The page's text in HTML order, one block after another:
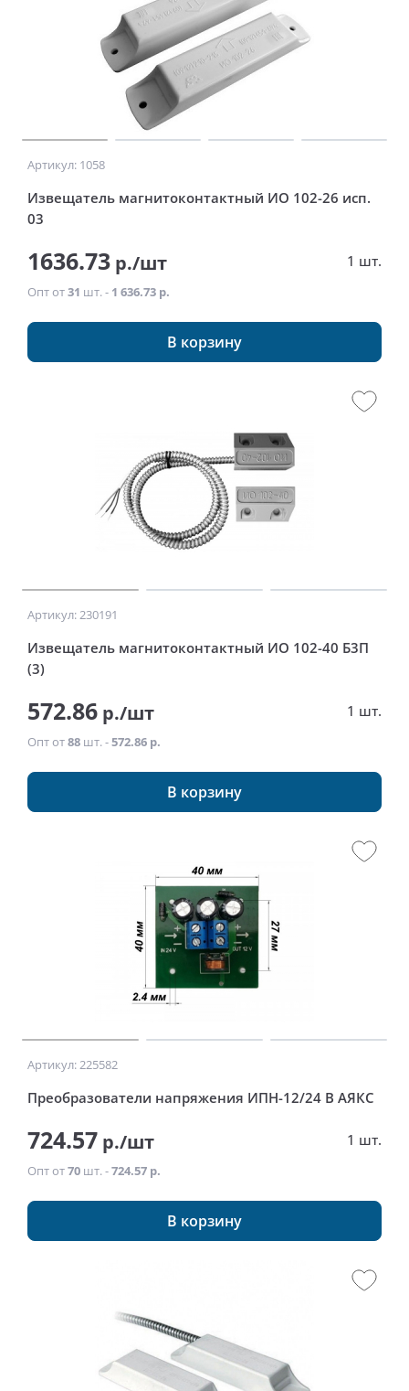
Артикул: 1058
Извещатель магнитоконтактный ИО 102-26 исп.
03
1636.73 р./шт 1 шт.
Опт от31 шт. - 1 636.73 р.
В корзину
Артикул: 230191
Извещатель магнитоконтактный ИО 102-40 Б3П
(3)
572.86 р./шт 1 шт.
Опт от88 шт. -572.86 р.
В корзину
Артикул: 225582
Преобразователи напряжения ИПН-12/24 В АЯКС
724.57 р./шт 1 шт.
Опт от70 шт. -724.57 р.
В корзину